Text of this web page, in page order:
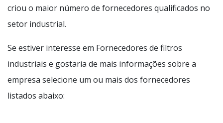
criou o maior número de fornecedores qualificados no
setor industrial.
Se estiver interesse em Fornecedores de filtros
industriais e gostaria de mais informações sobre a
empresa selecione um ou mais dos fornecedores
listados abaixo: